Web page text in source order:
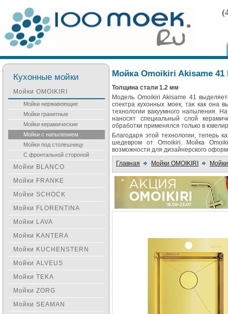
Мойка Omoikiri Akisame 41
Толщина стали 1.2 мм
Модель Omoikiri Akisame 41
спектра кухонных моек, так как она
технологии вакуумного напыления.
наносят специальный слой
обработки применялся только в
Благодаря этой технологии, теперь
шедевром от Omoikiri. Мойка
возможности для дизайнерского
Главная
Мойки OMOIKIRI
Кухонные мойки
Мойки OMOIKIRI
Мойки нержавеющие
Мойки гранитные
Мойки керамические
Мойки с напылением
Мойки под столешницу
С фронтальной стороной
Мойки BLANCO
Мойки FRANKE
Мойки SCHOCK
Мойки FLORENTINA
Мойки LAVA
Мойки KANTERA
Мойки KUCHENSTERN
Мойки ALVEUS
Мойки TEKA
Мойки ZORG
Мойки SEAMAN